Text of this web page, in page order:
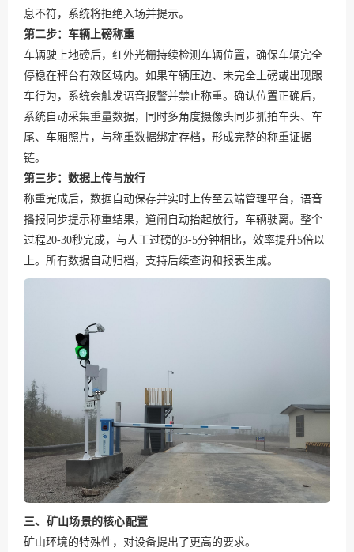
息不符，系统将拒绝入场并提示。
第二步：车辆上磅称重
车辆驶上地磅后，红外光栅持续检测车辆位置，确保车辆完全
停稳在秤台有效区域内。如果车辆压边、未完全上磅或出现跟
车行为，系统会触发语音报警并禁止称重。确认位置正确后，
系统自动采集重量数据，同时多角度摄像头同步抓拍车头、车
尾、车厢照片，与称重数据绑定存档，形成完整的称重证据
链。
第三步：数据上传与放行
称重完成后，数据自动保存并实时上传至云端管理平台，语音
播报同步提示称重结果，道闸自动抬起放行，车辆驶离。整个
过程20-30秒完成，与人工过磅的3-5分钟相比，效率提升5倍以
上。所有数据自动归档，支持后续查询和报表生成。
三、矿山场景的核心配置
矿山环境的特殊性，对设备提出了更高的要求。